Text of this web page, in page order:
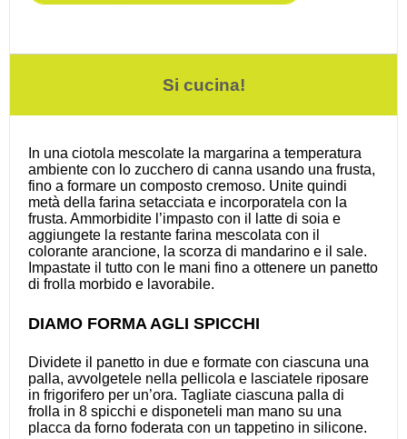
Si cucina!
In una ciotola mescolate la margarina a temperatura
ambiente con lo zucchero di canna usando una frusta,
fino a formare un composto cremoso. Unite quindi
metà della farina setacciata e incorporatela con la
frusta. Ammorbidite l’impasto con il latte di soia e
aggiungete la restante farina mescolata con il
colorante arancione, la scorza di mandarino e il sale.
Impastate il tutto con le mani fino a ottenere un panetto
di frolla morbido e lavorabile.
DIAMO FORMA AGLI SPICCHI
Dividete il panetto in due e formate con ciascuna una
palla, avvolgetele nella pellicola e lasciatele riposare
in frigorifero per un’ora. Tagliate ciascuna palla di
frolla in 8 spicchi e disponeteli man mano su una
placca da forno foderata con un tappetino in silicone.